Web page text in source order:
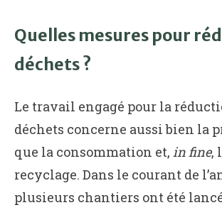
Quelles mesures pour
déchets ?
Le travail engagé pour la
déchets concerne aussi bien la
que la consommation et, in fine,
recyclage. Dans le courant de
plusieurs chantiers ont été